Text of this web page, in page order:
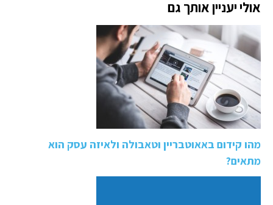
אולי יעניין אותך גם
מהו קידום באאוטבריין וטאבולה ולאיזה עסק הוא
מתאים?